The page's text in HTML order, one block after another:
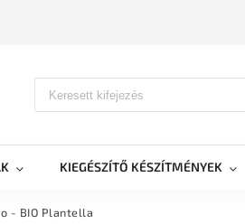
KIEGÉSZÍTŐ KÉSZÍTMÉNYEK
- BIO Plantella